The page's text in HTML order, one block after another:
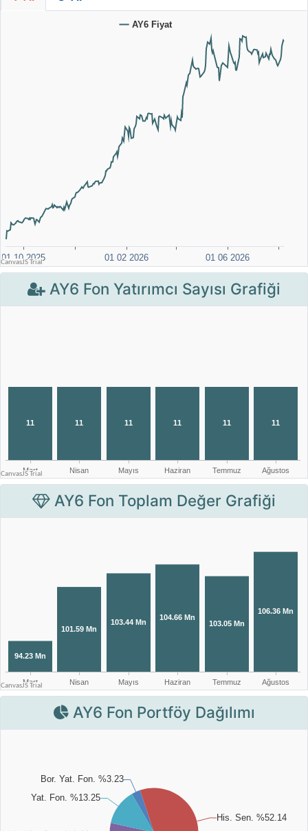
AY6 Fon Yatırımcı Sayısı Grafiği
AY6 Fon Toplam Değer Grafiği
AY6 Fon Portföy Dağılımı